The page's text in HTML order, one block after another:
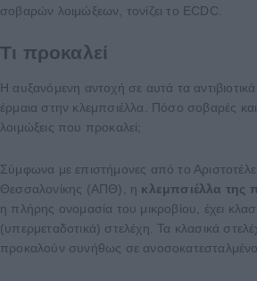
σοβαρών λοιμώξεων, τονίζει το ECDC.
Τι προκαλεί
Η αυξανόμενη αντοχή σε αυτά τα
έρμαια στην κλεμπσιέλλα. Πόσο σοβαρές και
λοιμώξεις που προκαλεί;
Σύμφωνα με επιστήμονες από το
Θεσσαλονίκης (ΑΠΘ), η κλεμπσιέλλα της
η πλήρης ονομασία του μικροβίου, έχει
(υπερμεταδοτικά) στελέχη. Τα κλασικά
προκαλούν συνήθως σε